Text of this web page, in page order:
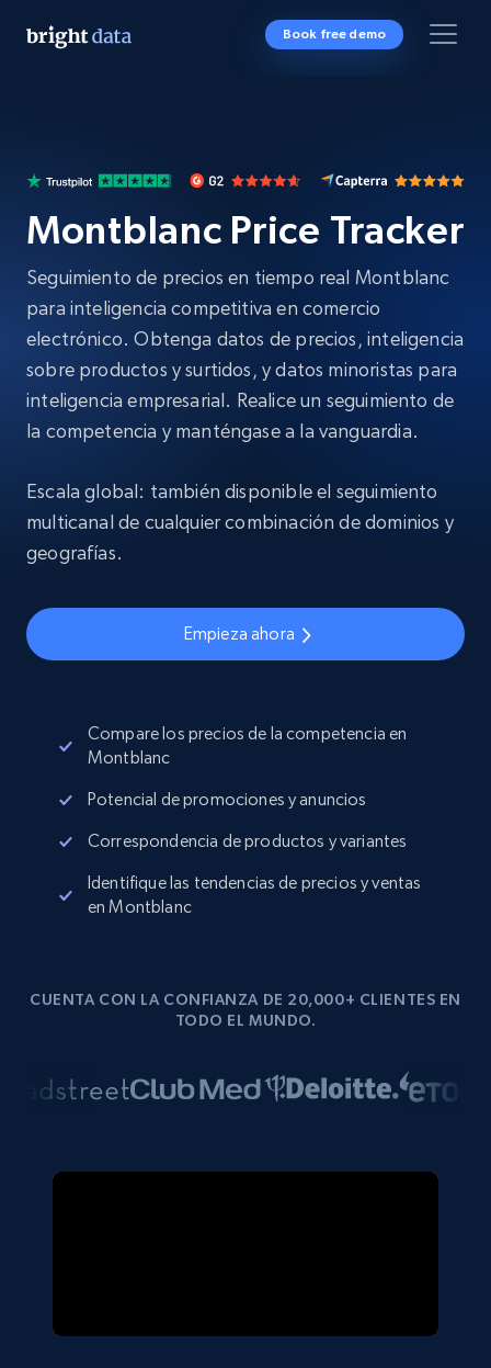
Book free demo
Montblanc Price Tracker
Seguimiento de precios en tiempo real Montblanc
para inteligencia competitiva en comercio
electrónico. Obtenga datos de precios, inteligencia
sobre productos y surtidos, y datos minoristas para
inteligencia empresarial. Realice un seguimiento de
la competencia y manténgase a la vanguardia.
Escala global: también disponible el seguimiento
multicanal de cualquier combinación de dominios y
geografías.
Empieza ahora
Compare los precios de la competencia en
Montblanc
Potencial de promociones y anuncios
Correspondencia de productos y variantes
Identifique las tendencias de precios y ventas
en Montblanc
CUENTA CON LA CONFIANZA DE 20,000+ CLIENTES EN
TODO EL MUNDO.